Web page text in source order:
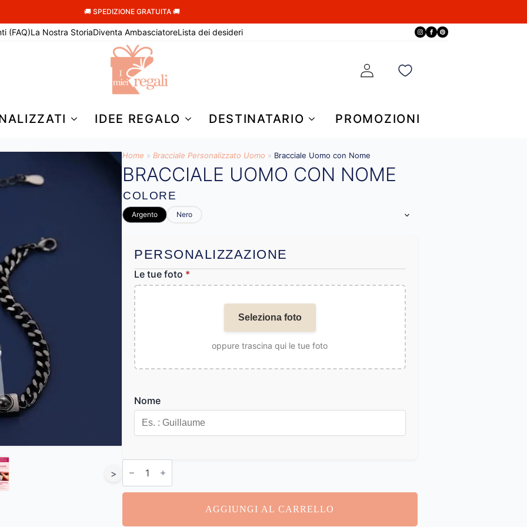
🚚 SPEDIZIONE GRATUITA 🚚
(FAQ)La Nostra StoriaDiventa AmbasciatoreLista dei desideri
IDEE REGALO DESTINATARIO PROMOZIONI
>
Home » Bracciale Personalizzato Uomo » Bracciale Uomo con Nome
BRACCIALE UOMO CON NOME
COLORE
Argento Nero
PERSONALIZZAZIONE
Le tue foto *
Seleziona foto
oppure trascina qui le tue foto
Nome
Bracciale
Uomo
Nome
AGGIUNGI AL CARRELLO